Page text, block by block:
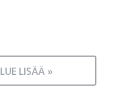
LUE LISÄÄ »